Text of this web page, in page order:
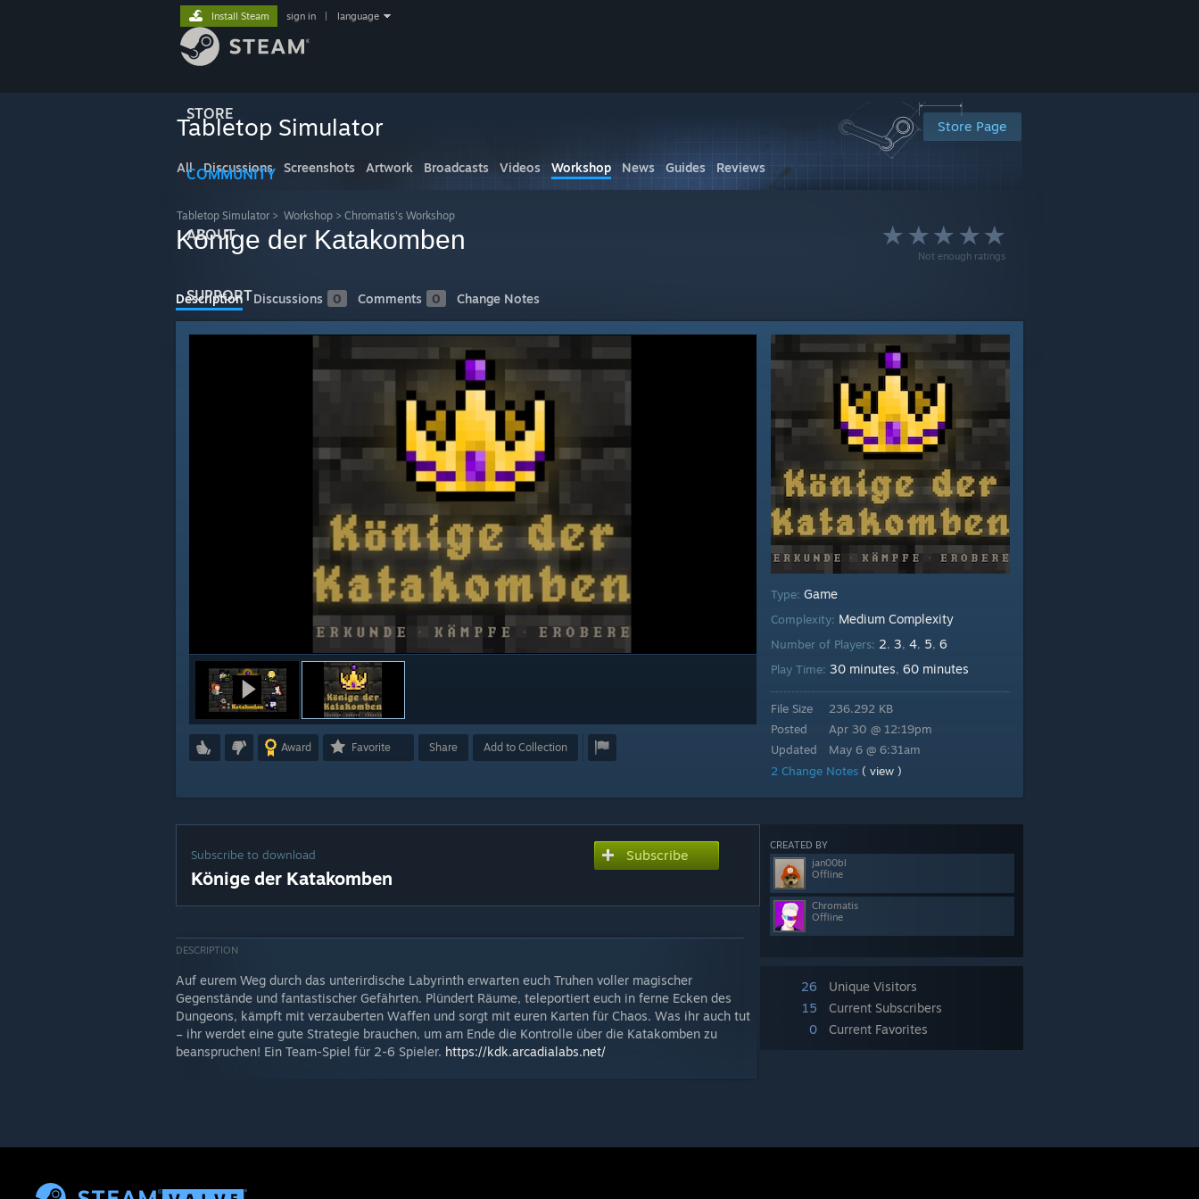
STORE
COMMUNITY
ABOUT
SUPPORT
Install Steam sign in language
Store Page
Tabletop Simulator
All Discussions Screenshots Artwork Broadcasts Videos Workshop News Guides Reviews
Tabletop Simulator > Workshop > Chromatis's Workshop
Not enough ratings
Könige der Katakomben
Description Discussions 0 Comments 0 Change Notes
Award Favorite Share Add to Collection
Type: Game
Complexity: Medium Complexity
Number of Players: 2, 3, 4, 5, 6
Play Time: 30 minutes, 60 minutes
File Size
Posted
Updated
236.292 KB
Apr 30 @ 12:19pm
May 6 @ 6:31am
2 Change Notes ( view )
CREATED BY
jan00bl
Offline
Chromatis
Offline
26
Unique Visitors
15
Current Subscribers
0
Current Favorites
Subscribe to download
Könige der Katakomben
Subscribe
DESCRIPTION
Auf eurem Weg durch das unterirdische Labyrinth erwarten euch Truhen voller magischer
Gegenstände und fantastischer Gefährten. Plündert Räume, teleportiert euch in ferne Ecken des
Dungeons, kämpft mit verzauberten Waffen und sorgt mit euren Karten für Chaos. Was ihr auch tut
– ihr werdet eine gute Strategie brauchen, um am Ende die Kontrolle über die Katakomben zu
beanspruchen! Ein Team-Spiel für 2-6 Spieler. https://kdk.arcadialabs.net/